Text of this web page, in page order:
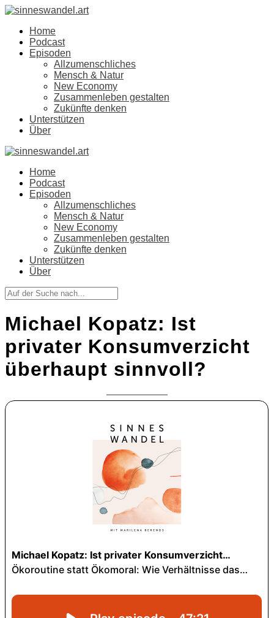
Home
Podcast
Episoden
Allzumenschliches
Mensch & Natur
New Economy
Zusammenleben gestalten
Zukünfte denken
Unterstützen
Über
Home
Podcast
Episoden
Allzumenschliches
Mensch & Natur
New Economy
Zusammenleben gestalten
Zukünfte denken
Unterstützen
Über
Michael Kopatz: Ist
privater Konsumverzicht
überhaupt sinnvoll?